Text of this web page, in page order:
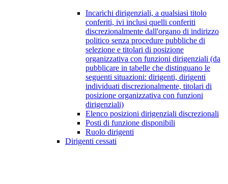
Incarichi dirigenziali, a qualsiasi titolo
conferiti, ivi inclusi quelli conferiti
discrezionalmente dall'organo di indirizzo
politico senza procedure pubbliche di
selezione e titolari di posizione
organizzativa con funzioni dirigenziali (da
pubblicare in tabelle che distinguano le
seguenti situazioni: dirigenti, dirigenti
individuati discrezionalmente, titolari di
posizione organizzativa con funzioni
dirigenziali)
Elenco posizioni dirigenziali discrezionali
Posti di funzione disponibili
Ruolo dirigenti
Dirigenti cessati